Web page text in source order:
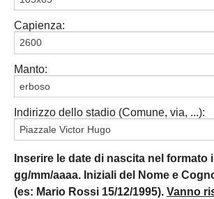
Capienza:
Manto:
Indirizzo dello stadio (Comune, via, ...):
Inserire le date di nascita nel formato
gg/mm/aaaa. Iniziali del Nome e
(es: Mario Rossi 15/12/1995). Vanno